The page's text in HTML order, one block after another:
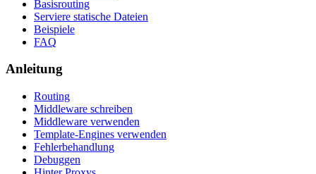
Basisrouting
Serviere statische Dateien
Beispiele
FAQ
Anleitung
Routing
Middleware schreiben
Middleware verwenden
Template-Engines verwenden
Fehlerbehandlung
Debuggen